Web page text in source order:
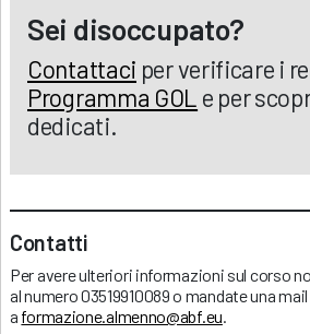
Sei disoccupato?
Contattaci per verificare i
Programma GOL e per
dedicati.
Contatti
Per avere ulteriori informazioni sul corso
al numero 03519910089 o mandate una mail
a formazione.almenno@abf.eu